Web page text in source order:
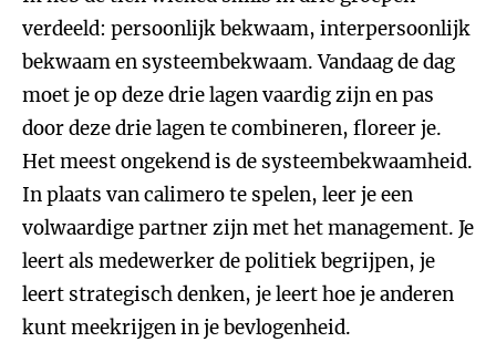
verdeeld: persoonlijk bekwaam, interpersoonlijk
bekwaam en systeembekwaam. Vandaag de dag
moet je op deze drie lagen vaardig zijn en pas
door deze drie lagen te combineren, floreer je.
Het meest ongekend is de systeembekwaamheid.
In plaats van calimero te spelen, leer je een
volwaardige partner zijn met het management. Je
leert als medewerker de politiek begrijpen, je
leert strategisch denken, je leert hoe je anderen
kunt meekrijgen in je bevlogenheid.